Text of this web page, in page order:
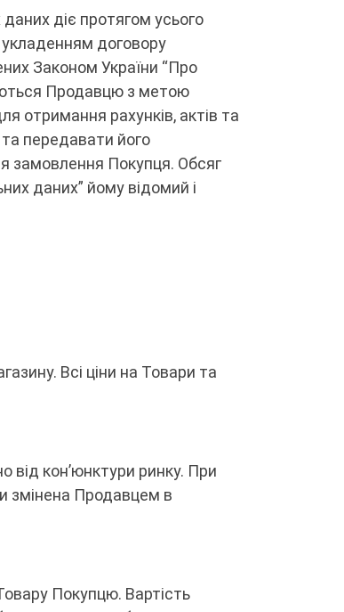
діє протягом усього
укладенням договору
Законом України “Про
Продавцю з метою
отримання рахунків, актів та
передавати його
замовлення Покупця. Обсяг
даних” йому відомий і
Всі ціни на Товари та
кон’юнктури ринку. При
змінена Продавцем в
Покупцю. Вартість